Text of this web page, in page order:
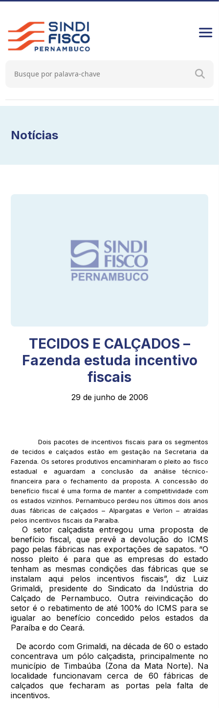
Notícias
TECIDOS E CALÇADOS –
Fazenda estuda incentivo
fiscais
29 de junho de 2006
Dois pacotes de incentivos fiscais para os segmentos
de tecidos e calçados estão em gestação na Secretaria da
Fazenda. Os setores produtivos encaminharam o pleito ao fisco
estadual e aguardam a conclusão da análise técnico-
financeira para o fechamento da proposta. A concessão do
benefício fiscal é uma forma de manter a competitividade com
os estados vizinhos. Pernambuco perdeu nos últimos dois anos
duas fábricas de calçados – Alpargatas e Verlon – atraídas
pelos incentivos fiscais da Paraíba.
O setor calçadista entregou uma proposta de
benefício fiscal, que prevê a devolução do ICMS
pago pelas fábricas nas exportações de sapatos. “O
nosso pleito é para que as empresas do estado
tenham as mesmas condições das fábricas que se
instalam aqui pelos incentivos fiscais”, diz Luiz
Grimaldi, presidente do Sindicato da Indústria do
Calçado de Pernambuco. Outra reivindicação do
setor é o rebatimento de até 100% do ICMS para se
igualar ao benefício concedido pelos estados da
Paraíba e do Ceará.
De acordo com Grimaldi, na década de 60 o estado
concentrava um pólo calçadista, principalmente no
município de Timbaúba (Zona da Mata Norte). Na
localidade funcionavam cerca de 60 fábricas de
calçados que fecharam as portas pela falta de
incentivos.